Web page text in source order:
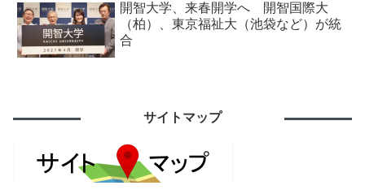
開智大学、来春開学へ 開智国際大
（柏）、東京福祉大（池袋など）が統
合
サイトマップ